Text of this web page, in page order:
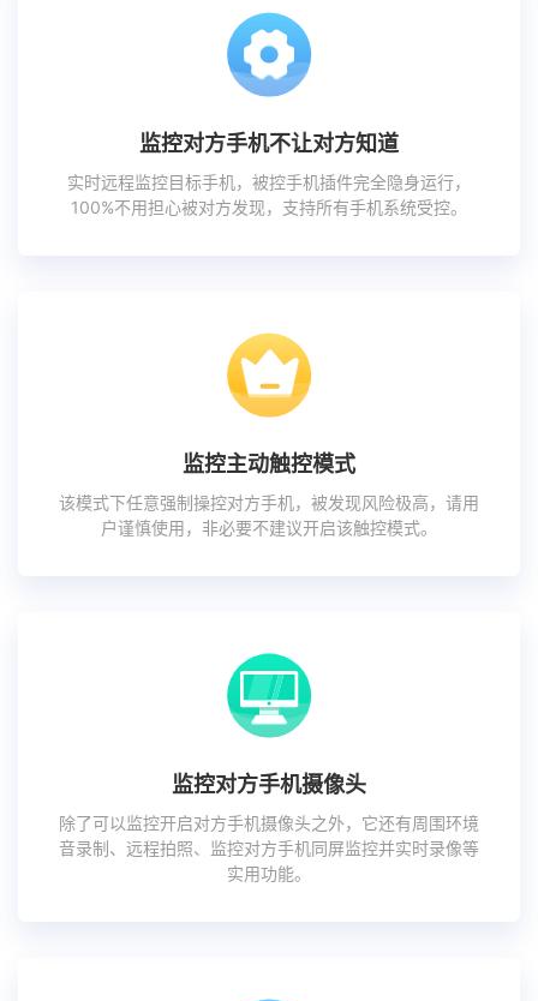
监控对方手机不让对方知道
实时远程监控目标手机，被控手机插件完全隐身运行，
100%不用担心被对方发现，支持所有手机系统受控。
监控主动触控模式
该模式下任意强制操控对方手机，被发现风险极高，请用
户谨慎使用，非必要不建议开启该触控模式。
监控对方手机摄像头
除了可以监控开启对方手机摄像头之外，它还有周围环境
音录制、远程拍照、监控对方手机同屏监控并实时录像等
实用功能。